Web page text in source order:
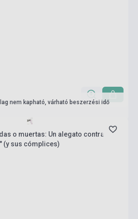
nem kapható, várható beszerzési idő
o muertas: Un alegato contra
(y sus cómplices)